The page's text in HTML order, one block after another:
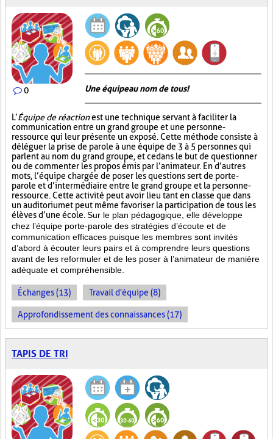
0 Une équipe au nom de tous!
L’Équipe de réactionest une technique servant à faciliter la
communication entre un grand groupe et une personne-
ressource qui leur présente un exposé. Cette méthode consiste à
déléguer la prise de parole à une équipe de 3 à 5 personnes qui
parlent au nom du grand groupe, et ce dans le but de questionner
ou de commenter les propos émis par l’animateur. En d’autres
mots, l’équipe chargée de poser les questions sert de porte-
parole et d’intermédiaire entre le grand groupe et la personne-
ressource. Cette activité peut avoir lieu tant en classe que dans
un auditorium et peut même favoriser la participation de tous les
élèves d’une école. Sur le plan pédagogique, elle développe
chez l’équipe porte-parole des stratégies d’écoute et de
communication efficaces puisque les membres sont invités
d’abord à écouter leurs pairs et à comprendre leurs questions
avant de les reformuler et de les poser à l’animateur de manière
adéquate et compréhensible.
Échanges (13) Travail d'équipe (8)
Approfondissement des connaissances (17)
TAPIS DE TRI